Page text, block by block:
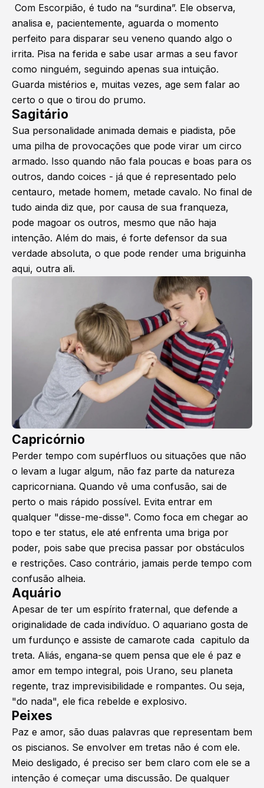
Com Escorpião, é tudo na “surdina”. Ele observa,
analisa e, pacientemente, aguarda o momento
perfeito para disparar seu veneno quando algo o
irrita. Pisa na ferida e sabe usar armas a seu favor
como ninguém, seguindo apenas sua intuição.
Guarda mistérios e, muitas vezes, age sem falar ao
certo o que o tirou do prumo.
Sagitário
Sua personalidade animada demais e piadista, põe
uma pilha de provocações que pode virar um circo
armado. Isso quando não fala poucas e boas para os
outros, dando coices - já que é representado pelo
centauro, metade homem, metade cavalo. No final de
tudo ainda diz que, por causa de sua franqueza,
pode magoar os outros, mesmo que não haja
intenção. Além do mais, é forte defensor da sua
verdade absoluta, o que pode render uma briguinha
aqui, outra ali.
Capricórnio
Perder tempo com supérfluos ou situações que não
o levam a lugar algum, não faz parte da natureza
capricorniana. Quando vê uma confusão, sai de
perto o mais rápido possível. Evita entrar em
qualquer "disse-me-disse". Como foca em chegar ao
topo e ter status, ele até enfrenta uma briga por
poder, pois sabe que precisa passar por obstáculos
e restrições. Caso contrário, jamais perde tempo com
confusão alheia.
Aquário
Apesar de ter um espírito fraternal, que defende a
originalidade de cada indivíduo. O aquariano gosta de
um furdunço e assiste de camarote cada capitulo da
treta. Aliás, engana-se quem pensa que ele é paz e
amor em tempo integral, pois Urano, seu planeta
regente, traz imprevisibilidade e rompantes. Ou seja,
"do nada", ele fica rebelde e explosivo.
Peixes
Paz e amor, são duas palavras que representam bem
os piscianos. Se envolver em tretas não é com ele.
Meio desligado, é preciso ser bem claro com ele se a
intenção é começar uma discussão. De qualquer